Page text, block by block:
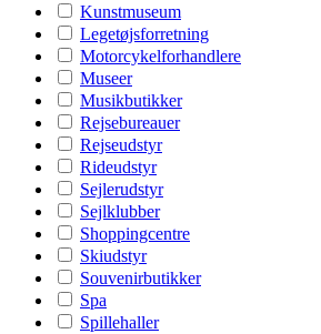
Kunstmuseum
Legetøjsforretning
Motorcykelforhandlere
Museer
Musikbutikker
Rejsebureauer
Rejseudstyr
Rideudstyr
Sejlerudstyr
Sejlklubber
Shoppingcentre
Skiudstyr
Souvenirbutikker
Spa
Spillehaller